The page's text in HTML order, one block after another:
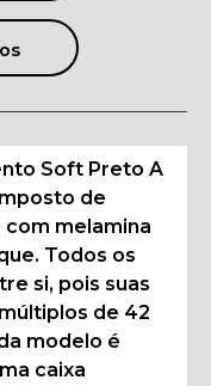
Soft Preto A
de
com melamina
Todos os
si, pois suas
de 42
modelo é
caixa